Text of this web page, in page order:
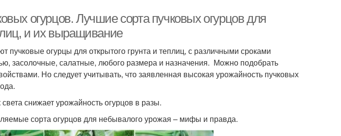
огурцов. Лучшие сорта пучковых огурцов для
и их выращивание
пучковые огурцы для открытого грунта и теплиц, с различными сроками
засолочные, салатные, любого размера и назначения. Можно подобрать
Но следует учитывать, что заявленная высокая урожайность пучковых
снижает урожайность огурцов в разы.
сорта огурцов для небывалого урожая – мифы и правда.